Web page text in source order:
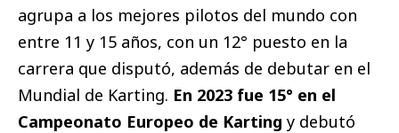
agrupa a los mejores pilotos del mundo con
entre 11 y 15 años, con un 12° puesto en la
carrera que disputó, además de debutar en el
Mundial de Karting. En 2023 fue 15° en el
Campeonato Europeo de Karting y debutó